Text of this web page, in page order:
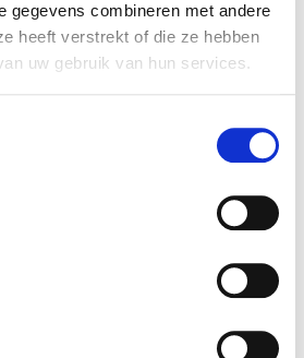
gegevens combineren met andere
heeft verstrekt of die ze hebben
uw gebruik van hun services.
groothandel in biologische
heeft een breed
en onderhoudt een goede
producten aan o.a.
reformzaken,
provincies van